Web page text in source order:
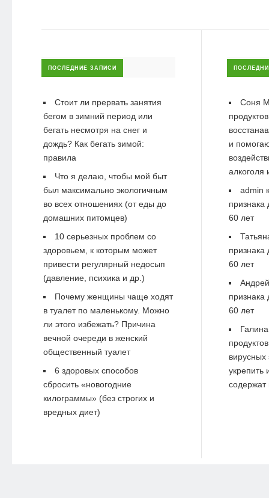
ПОСЛЕДНИЕ ЗАПИСИ
Стоит ли прервать занятия
бегом в зимний период или
бегать несмотря на снег и
дождь? Как бегать зимой:
правила
Что я делаю, чтобы мой быт
был максимально экологичным
во всех отношениях (от еды до
домашних питомцев)
10 серьезных проблем со
здоровьем, к которым может
привести регулярный недосып
(давление, психика и др.)
Почему женщины чаще ходят
в туалет по маленькому. Можно
ли этого избежать? Причина
вечной очереди в женский
общественный туалет
6 здоровых способов
сбросить «новогодние
килограммы» (без строгих и
вредных диет)
Соня
и
алкоголя
admin
60 лет
60 лет
Андрей
60 лет
Галина
вирусных
укрепить
содержат